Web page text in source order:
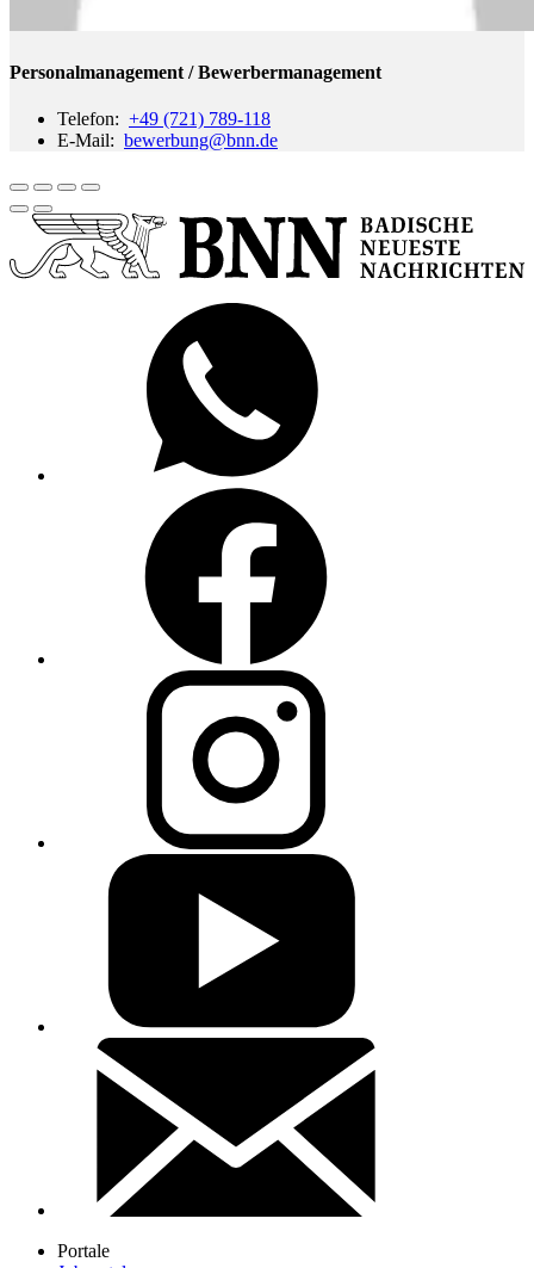
Personalmanagement / Bewerbermanagement
Telefon: +49 (721) 789-118
E-Mail: bewerbung@bnn.de
Portale